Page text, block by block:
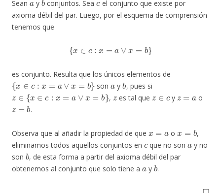
Sean y conjuntos. Sea el conjunto que existe por
axioma débil del par. Luego, por el esquema de comprensión
tenemos que
{x
es conjunto. Resulta que los únicos elementos de
{x ∈c:x=a∨ x=b}
son
a
y
b
, pues si
z∈ {x∈c:x a∨ x =b
,
z
es tal que
z
y o
z =b
.
Observa que al añadir la propiedad de que o
,
eliminamos todos aquellos conjuntos en
c
que no son
y no
son
b
, de esta forma a partir del axioma débil del par
obtenemos al conjunto que solo tiene a
a
y
b
.
◻